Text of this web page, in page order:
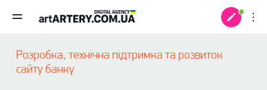
Розробка, технічна підтримка та розвиток
сайту банку